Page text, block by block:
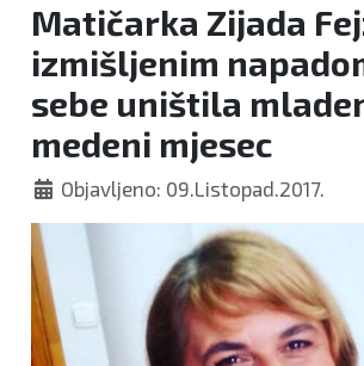
Zanimljivosti
Matičarka Zijada
izmišljenim
sebe uništila
medeni mjesec
Objavljeno: 09.Listopad.2017.